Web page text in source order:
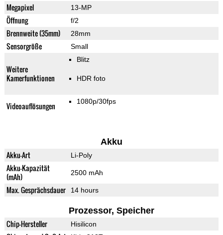
Megapixel 13-MP
Öffnung f/2
Brennweite (35mm) 28mm
Sensorgröße Small
Weitere
Kamerfunktionen
Blitz
HDR foto
Videoauflösungen 1080p/30fps
Akku
Akku-Art Li-Poly
Akku-Kapazität
(mAh)
2500 mAh
Max. Gesprächsdauer 14 hours
Prozessor, Speicher
Chip-Hersteller Hisilicon